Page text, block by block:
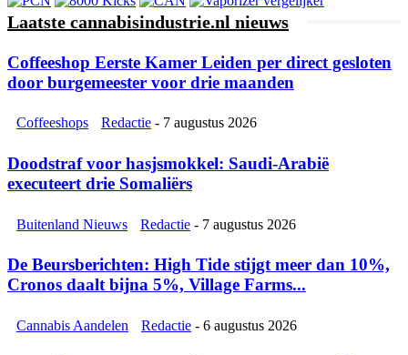
Laatste cannabisindustrie.nl nieuws
Coffeeshop Eerste Kamer Leiden per direct gesloten
door burgemeester voor drie maanden
Coffeeshops Redactie - 7 augustus 2026
Doodstraf voor hasjsmokkel: Saudi-Arabië
executeert drie Somaliërs
Buitenland Nieuws Redactie - 7 augustus 2026
De Beursberichten: High Tide stijgt meer dan 10%,
Cronos daalt bijna 5%, Village Farms...
Cannabis Aandelen Redactie - 6 augustus 2026